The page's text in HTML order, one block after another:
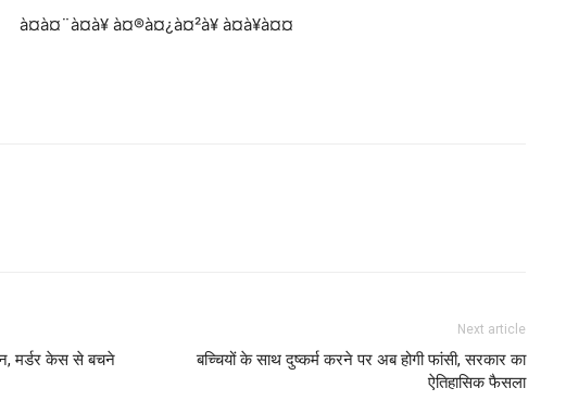
मर्डर केस से बचने
Next article
बच्चियों के साथ दुष्कर्म करने पर अब होगी फांसी, सरकार का
ऐतिहासिक फैसला